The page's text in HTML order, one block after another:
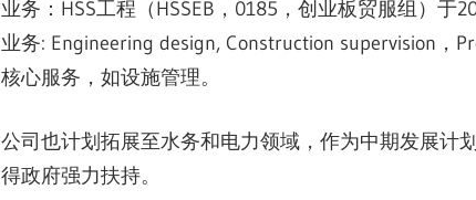
业务：HSS工程（HSSEB，0185，创业板贸服组）于
业务: Engineering design, Construction supervision，
核心服务，如设施管理。
公司也计划拓展至水务和电力领域，作为中期发展计
得政府强力扶持。